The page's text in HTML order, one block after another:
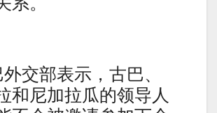
交部表示，古巴、
和尼加拉瓜的领导人